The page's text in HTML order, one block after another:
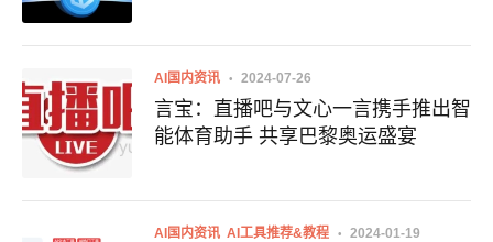
AI国内资讯 2024-07-26
言宝：直播吧与文心一言携手推出智
能体育助手 共享巴黎奥运盛宴
AI国内资讯 AI工具推荐&教程 2024-01-19